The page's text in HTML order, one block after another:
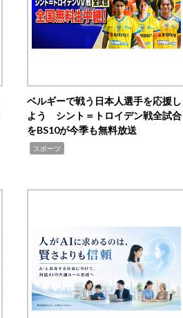
ベルギーで戦う日本人選手を応援し
よう シント＝トロイデン戦全試合
をBS10が今季も無料放送
スポーツ